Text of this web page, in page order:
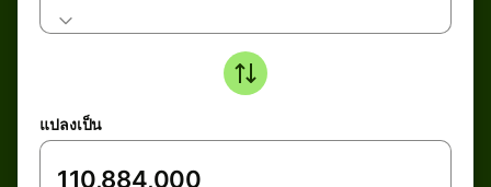
แปลงเป็น